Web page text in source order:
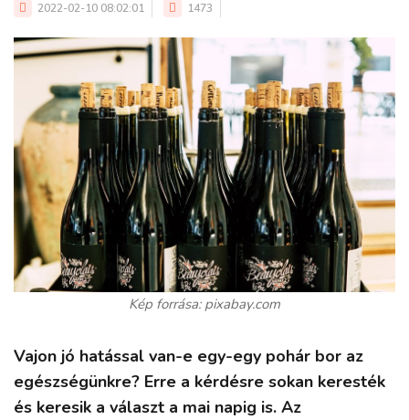
2022-02-10 08:02:01 1473
Kép forrása: pixabay.com
Vajon jó hatással van-e egy-egy pohár bor az
egészségünkre? Erre a kérdésre sokan keresték
és keresik a választ a mai napig is. Az